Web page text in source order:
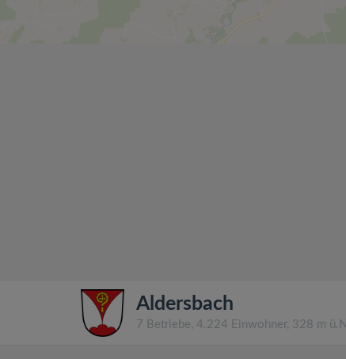
Aldersbach
7 Betriebe, 4.224 Einwohner, 328 m